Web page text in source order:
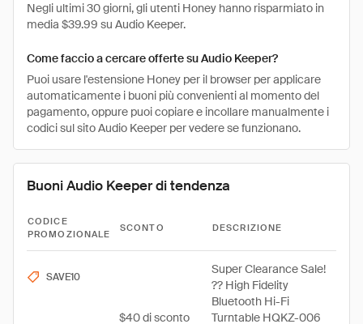
Negli ultimi 30 giorni, gli utenti Honey hanno risparmiato in
media $39.99 su Audio Keeper.
Come faccio a cercare offerte su Audio Keeper?
Puoi usare l'estensione Honey per il browser per applicare
automaticamente i buoni più convenienti al momento del
pagamento, oppure puoi copiare e incollare manualmente i
codici sul sito Audio Keeper per vedere se funzionano.
Buoni Audio Keeper di tendenza
CODICE
PROMOZIONALE
SCONTO DESCRIZIONE
SAVE10
$40 di sconto
Super Clearance Sale!
?? High Fidelity
Bluetooth Hi-Fi
Turntable HQKZ-006